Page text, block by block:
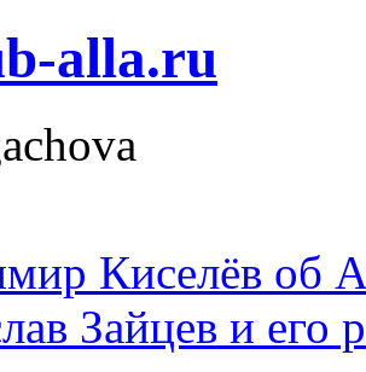
alla.ru
Киселёв об
Зайцев и его